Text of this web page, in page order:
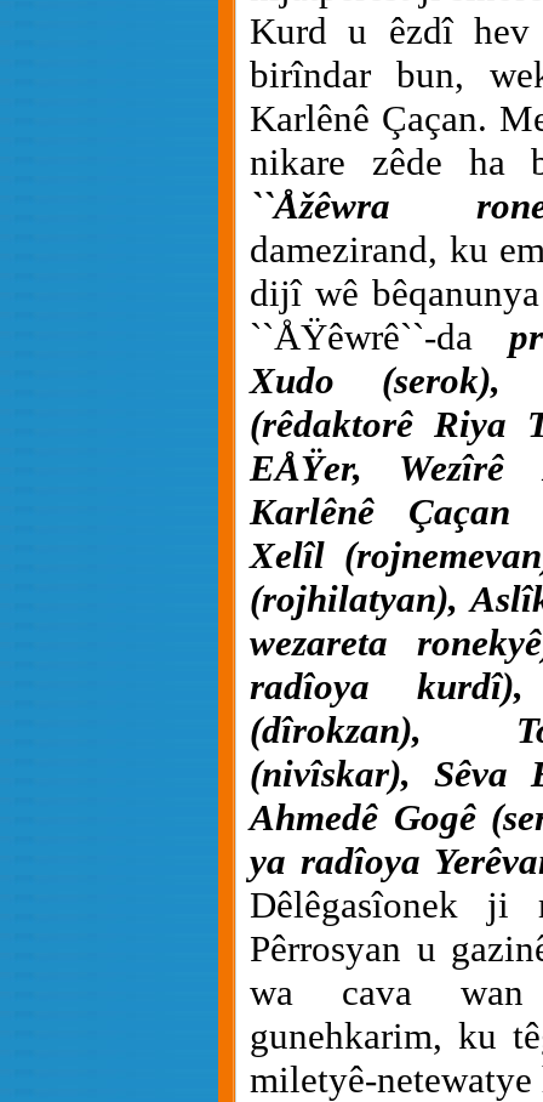
Kurd u êzdî
birîndar bun,
Karlênê Çaçan.
nikare zêde ha
``Åžêwra
damezirand, ku
dijî wê
``ÅŸêwrê``-da
Xudo (serok),
(rêdaktorê Riya
EÅŸer, Wezîrê
Karlênê Çaçan
Xelîl
(rojhilatyan),
wezareta
radîoya
(dîrokzan),
(nivîskar), Sêva
Ahmedê Gogê
ya radîoya
Dêlêgasîonek
Pêrrosyan u
wa cava
gunehkarim, ku
miletyê-